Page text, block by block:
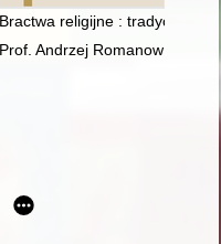
w Szczecinie w 2022 roku
Bractwa religijne : tradycja,
i okupacji w Siedlcach
Prof. Andrzej Romanow (1943-
1724) - kartograf i jego